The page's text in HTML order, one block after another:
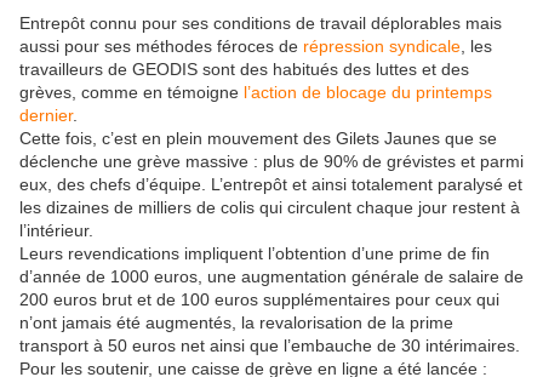
Entrepôt connu pour ses conditions de travail déplorables mais
aussi pour ses méthodes féroces de répression syndicale , les
travailleurs de GEODIS sont des habitués des luttes et des
grèves, comme en témoigne l’action de blocage du printemps
dernier.
Cette fois, c’est en plein mouvement des Gilets Jaunes que se
déclenche une grève massive : plus de 90% de grévistes et parmi
eux, des chefs d’équipe. L’entrepôt et ainsi totalement paralysé et
les dizaines de milliers de colis qui circulent chaque jour restent à
l’intérieur.
Leurs revendications impliquent l’obtention d’une prime de fin
d’année de 1000 euros, une augmentation générale de salaire de
200 euros brut et de 100 euros supplémentaires pour ceux qui
n’ont jamais été augmentés, la revalorisation de la prime
transport à 50 euros net ainsi que l’embauche de 30 intérimaires.
Pour les soutenir, une caisse de grève en ligne a été lancée :